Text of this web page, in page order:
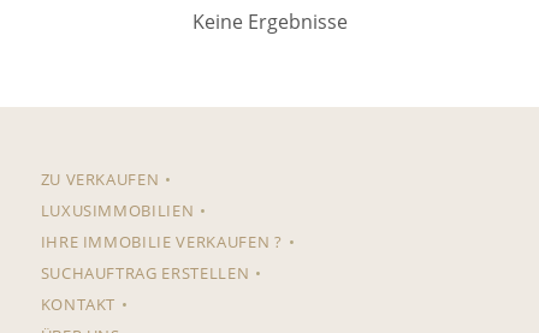
Keine Ergebnisse
ZU VERKAUFEN
LUXUSIMMOBILIEN
IHRE IMMOBILIE VERKAUFEN ?
SUCHAUFTRAG ERSTELLEN
KONTAKT